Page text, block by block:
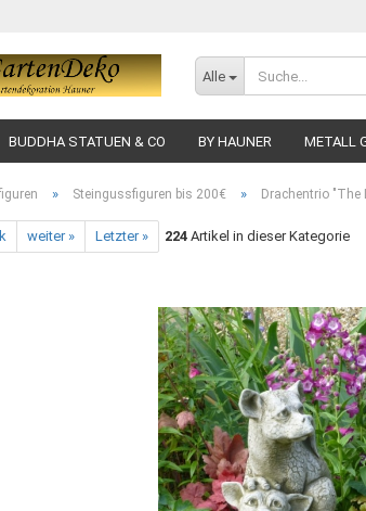
Alle
BUDDHA STATUEN & CO BY HAUNER METALL
» Steingussfiguren bis 200€ » Drachentrio "The
weiter » Letzter » 224 Artikel in dieser Kategorie